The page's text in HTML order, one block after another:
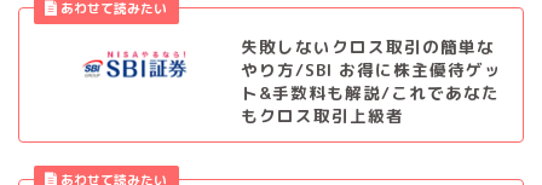
失敗しないクロス取引の簡単な
やり方/SBI お得に株主優待ゲッ
ト&手数料も解説/これであなた
もクロス取引上級者